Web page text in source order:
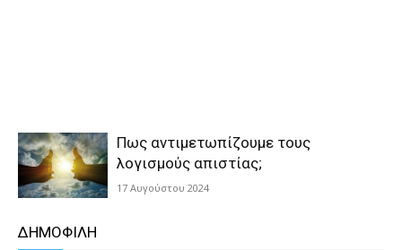
Πως αντιμετωπίζουμε τους
λογισμούς απιστίας;
17 Αυγούστου 2024
ΔΗΜΟΦΙΛΗ